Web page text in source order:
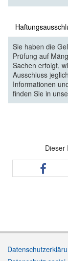
Sie haben die
Prüfung auf
Sachen erfolgt,
Ausschluss
Informationen
finden Sie in
Dieser